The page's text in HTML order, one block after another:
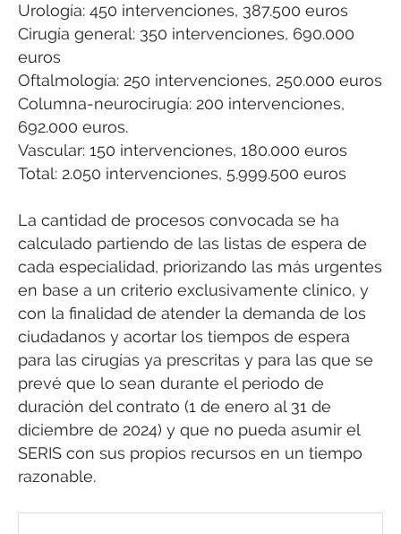
Urología: 450 intervenciones, 387.500 euros
Cirugía general: 350 intervenciones, 690.000
euros
Oftalmología: 250 intervenciones, 250.000 euros
Columna-neurocirugía: 200 intervenciones,
692.000 euros.
Vascular: 150 intervenciones, 180.000 euros
Total: 2.050 intervenciones, 5.999.500 euros
La cantidad de procesos convocada se ha
calculado partiendo de las listas de espera de
cada especialidad, priorizando las más urgentes
en base a un criterio exclusivamente clínico, y
con la finalidad de atender la demanda de los
ciudadanos y acortar los tiempos de espera
para las cirugías ya prescritas y para las que se
prevé que lo sean durante el periodo de
duración del contrato (1 de enero al 31 de
diciembre de 2024) y que no pueda asumir el
SERIS con sus propios recursos en un tiempo
razonable.